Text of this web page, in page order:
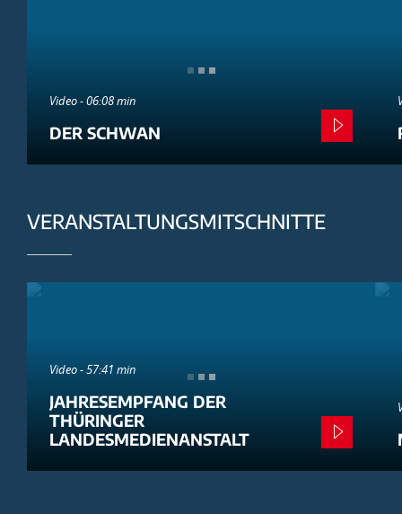
Video - 06:08 min
DER SCHWAN
VERANSTALTUNGSMITSCHNITTE
Video - 57:41 min
JAHRESEMPFANG DER
THÜRINGER
LANDESMEDIENANSTALT